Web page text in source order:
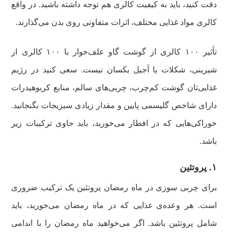
دقت کنید، باید به کیفیت کالری هم توجه داشته باشید. در واقع
کالری مواد غذایی مختلف، اثرات متفاوتی روی بدن می‌گذارند‌.
تأثیر ۱۰۰ کالری از گوشت گاو علف‌خوار با ۱۰۰ کالری از
شیرینی، شکلات یا آجیل یکسان نیست. سعی کنید در رژیم
غذایی‌تان گوشت کم‌چرب، چربی‌های سالم، منابع کربوهیدرات
دارای شاخص گلیسمی پایین و مقدار زیادی سبزیجات بگنجانید.
خوراکی‌هایی که در افطار می‌خورید، باید حاوی ترکیبات زیر
باشد.
۱. پروتئین
برای چربی سوزی در ماه رمضان پروتئین یک ترکیب ضروری
است. هر وعده‌ی غذایی که در ماه رمضان می‌خورید، باید
شامل پروتئین باشد. اگر می‌خواهید ماه رمضان را با اندامی